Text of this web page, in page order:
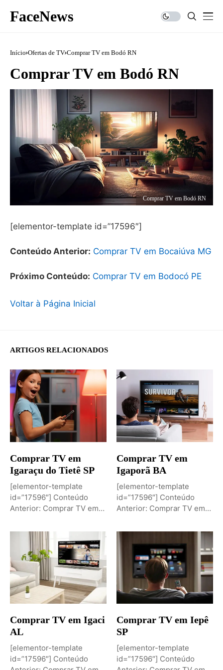
FaceNews
Início Ofertas de TV Comprar TV em Bodó RN
Comprar TV em Bodó RN
Comprar TV em Bodó RN
[elementor-template id=”17596″]
Conteúdo Anterior: Comprar TV em Bocaiúva MG
Próximo Conteúdo: Comprar TV em Bodocó PE
Voltar à Página Inicial
ARTIGOS RELACIONADOS
Comprar TV em
Igaraçu do Tietê SP
[elementor-template
id=”17596″] Conteúdo
Anterior: Comprar TV em
Conteúdo: Sobremesa de...
Comprar TV em
Igaporã BA
[elementor-template
id=”17596″] Conteúdo
Anterior: Comprar TV em
Comprar TV...
Comprar TV em Igaci
AL
[elementor-template
id=”17596″] Conteúdo
Comprar TV em Iepê
SP
[elementor-template
id=”17596″] Conteúdo